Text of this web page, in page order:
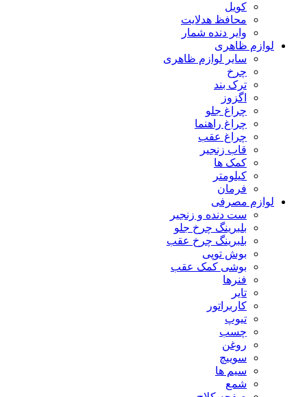
کویل
محافظ هدلایت
وایر دنده شمار
لوازم ظاهری
سایر لوازم ظاهری
چرخ
ترک بند
اگزوز
چراغ جلو
چراغ راهنما
چراغ عقب
قاب زنجیر
کمک ها
کیلومتر
فرمان
لوازم مصرفی
ست دنده و زنجیر
بلبرینگ چرخ جلو
بلبرینگ چرخ عقب
بوش توپی
بوشی کمک عقب
فنرها
تایر
کاربراتور
تیوپ
چسب
روغن
سوییچ
سیم ها
شمع